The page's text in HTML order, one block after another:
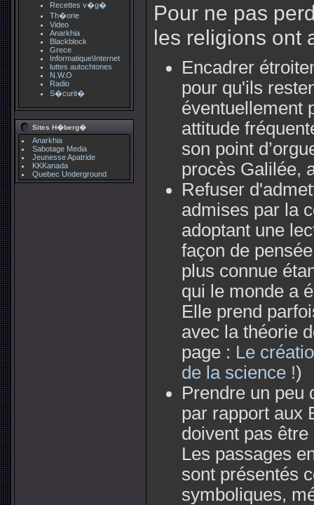
Recettes v�g�
Th�orie
Video
Anarkhia
Blackblock
Grece
Informatique\Internet
luttes autochtones
N.W.O
Radio
S�curit�
Sites H�berg�
Anarkhia
Sabotage Media
Jeunesse Apatride
KKKanada
Quebec Underground
Pour ne pas
les religions ont
Encadrer
pour qu'ils
éventuellement
attitude
son point
procès Galilée,
Refuser
admises par la
adoptant une
façon de
plus connue
qui le monde a
Elle prend
avec la théorie
page : Le
de la science !)
Prendre un peu
par rapport aux
doivent pas
Les passages
sont présentés
symboliques,